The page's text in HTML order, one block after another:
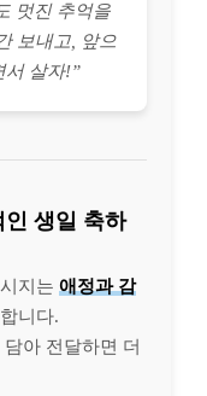
멋진 추억을
보내고, 앞으
서 살자!”
생일 축하
지는 애정과 감
니다.
담아 전달하면 더